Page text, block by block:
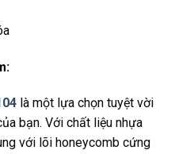
là một lựa chọn tuyệt vời
bạn. Với chất liệu nhựa
với lõi honeycomb cứng